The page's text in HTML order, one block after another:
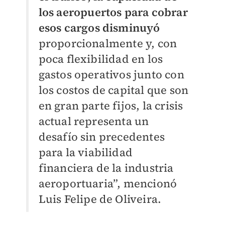
los aeropuertos para cobrar
esos cargos disminuyó
proporcionalmente y, con
poca flexibilidad en los
gastos operativos junto con
los costos de capital que son
en gran parte fijos, la crisis
actual representa un
desafío sin precedentes
para la viabilidad
financiera de la industria
aeroportuaria”, mencionó
Luis Felipe de Oliveira.